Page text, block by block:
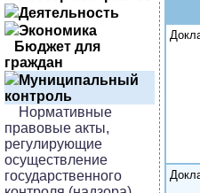
Деятельность
Экономика
Бюджет для
граждан
Муниципальный
контроль
Нормативные
правовые акты,
регулирующие
осуществление
государственного